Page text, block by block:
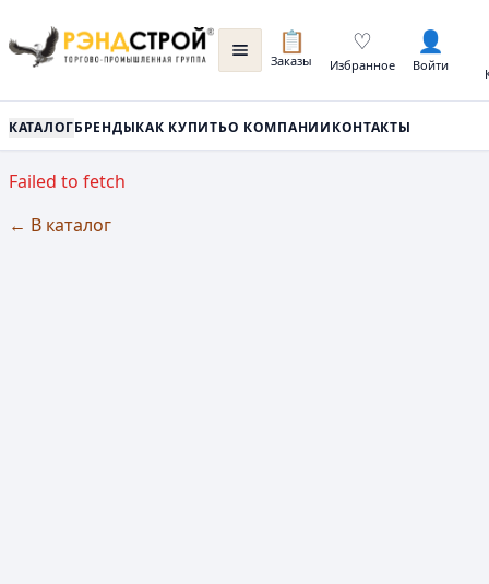
📋
Заказы
♡
Избранное
👤
Войти
КАТАЛОГБРЕНДЫКАК КУПИТЬО КОМПАНИИКОНТАКТЫ
Failed to fetch
← В каталог